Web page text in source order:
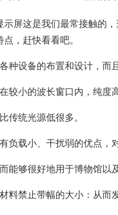
屏这是我们最常接触的
，赶快看看吧。
设备的布置和设计，而
小的波长窗口内，纯度高
统光源低很多。
载小、干扰弱的优点，
够很好地用于博物馆以
禁止带幅的大小：从而